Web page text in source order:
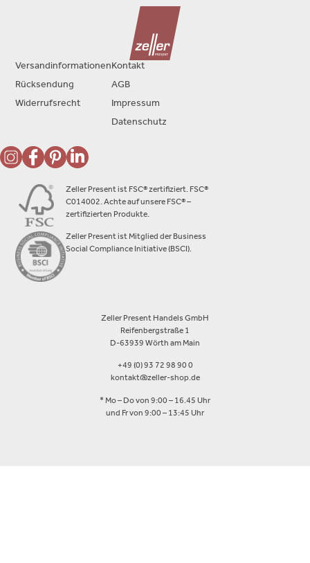
Zeller Present ist FSC® zertifiziert. FSC®
C014002. Achte auf unsere FSC® –
zertifizierten Produkte.
Zeller Present ist Mitglied der Business
Social Compliance Initiative (BSCI).
Zeller Present Handels GmbH
Reifenbergstraße 1
D-63939 Wörth am Main
+49 (0) 93 72 98 90 0
kontakt@zeller-shop.de
* Mo – Do von 9:00 – 16.45 Uhr
und Fr von 9:00 – 13:45 Uhr
Versandinformationen
Rücksendung
Widerrufsrecht
Kontakt
AGB
Impressum
Datenschutz